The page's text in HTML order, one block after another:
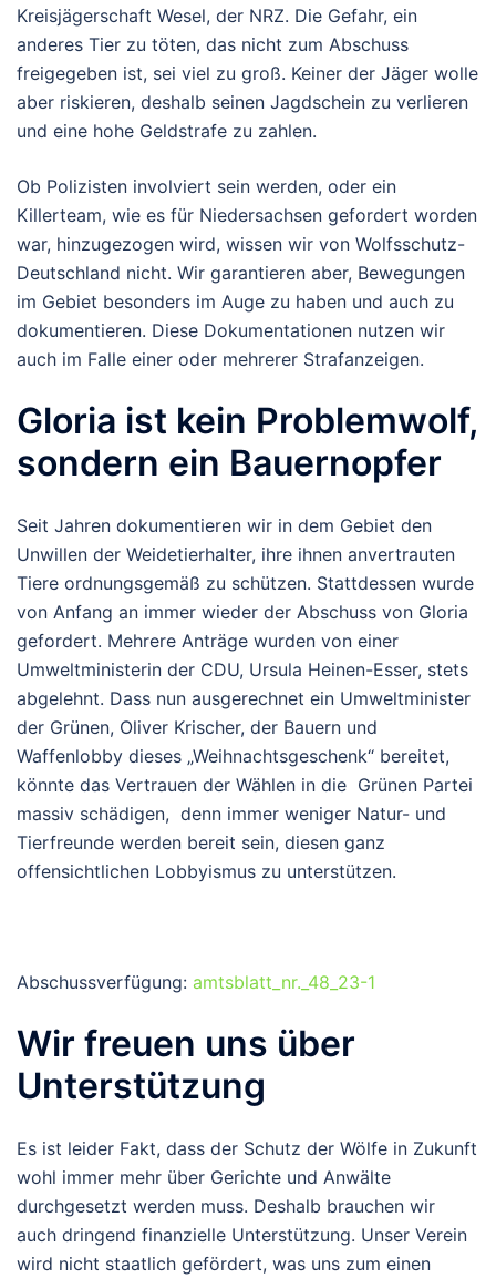
Kreisjägerschaft Wesel, der NRZ. Die Gefahr, ein
anderes Tier zu töten, das nicht zum Abschuss
freigegeben ist, sei viel zu groß. Keiner der Jäger wolle
aber riskieren, deshalb seinen Jagdschein zu verlieren
und eine hohe Geldstrafe zu zahlen.
Ob Polizisten involviert sein werden, oder ein
Killerteam, wie es für Niedersachsen gefordert worden
war, hinzugezogen wird, wissen wir von Wolfsschutz-
Deutschland nicht. Wir garantieren aber, Bewegungen
im Gebiet besonders im Auge zu haben und auch zu
dokumentieren. Diese Dokumentationen nutzen wir
auch im Falle einer oder mehrerer Strafanzeigen.
Gloria ist kein Problemwolf,
sondern ein Bauernopfer
Seit Jahren dokumentieren wir in dem Gebiet den
Unwillen der Weidetierhalter, ihre ihnen anvertrauten
Tiere ordnungsgemäß zu schützen. Stattdessen wurde
von Anfang an immer wieder der Abschuss von Gloria
gefordert. Mehrere Anträge wurden von einer
Umweltministerin der CDU, Ursula Heinen-Esser, stets
abgelehnt. Dass nun ausgerechnet ein Umweltminister
der Grünen, Oliver Krischer, der Bauern und
Waffenlobby dieses „Weihnachtsgeschenk“ bereitet,
könnte das Vertrauen der Wählen in die Grünen Partei
massiv schädigen, denn immer weniger Natur- und
Tierfreunde werden bereit sein, diesen ganz
offensichtlichen Lobbyismus zu unterstützen.
Abschussverfügung: amtsblatt_nr._48_23-1
Wir freuen uns über
Unterstützung
Es ist leider Fakt, dass der Schutz der Wölfe in Zukunft
wohl immer mehr über Gerichte und Anwälte
durchgesetzt werden muss. Deshalb brauchen wir
auch dringend finanzielle Unterstützung. Unser Verein
wird nicht staatlich gefördert, was uns zum einen